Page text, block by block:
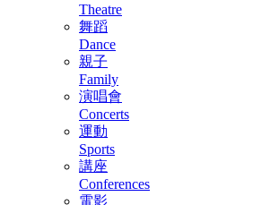
Theatre
舞蹈
Dance
親子
Family
演唱會
Concerts
運動
Sports
講座
Conferences
電影